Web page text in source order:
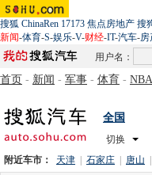
搜狐 ChinaRen 17173 焦点房地产 搜
新闻-体育-S-娱乐-V-财经-IT-汽车-房
用户名：
首页 - 新闻 - 军事 - 体育 - NBA
全国
切换
附近车市： 天津 石家庄 唐山